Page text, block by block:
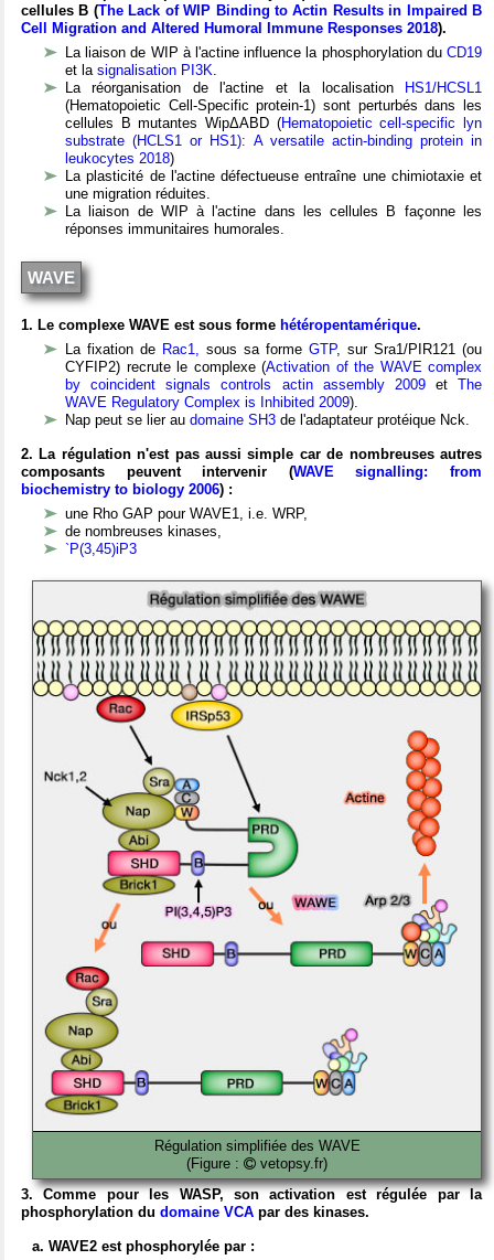
cellules B (The Lack of WIP Binding to Actin Results in Impaired B
Cell Migration and Altered Humoral Immune Responses 2018).
La liaison de WIP à l'actine influence la phosphorylation du CD19
et la signalisation PI3K
La réorganisation de l'actine et la localisation HS1/HCSL1
(Hematopoietic Cell-Specific protein-1) sont perturbés dans les
cellules B mutantes WipΔABD (Hematopoietic cell-specific lyn
substrate (HCLS1 or HS1): A versatile actin-binding protein in
leukocytes 2018)
La plasticité de l'actine défectueuse entraîne une chimiotaxie et
une migration réduites.
La liaison de WIP à l'actine dans les cellules B façonne les
réponses immunitaires humorales.
WAVE
1. Le complexe WAVE est sous forme hétéropentamérique.
La fixation de Rac1, sous sa forme GTP, sur Sra1/PIR121 (ou
CYFIP2) recrute le complexe (Activation of the WAVE complex
by coincident signals controls actin assembly 2009et The
WAVE Regulatory Complex is Inhibited 2009).
Nap peut se lier au domaine SH3 de l'adaptateur protéique Nck.
2. La régulation n'est pas aussi simple car de nombreuses autres
composants peuvent intervenir (WAVE signalling: from
biochemistry to biology 2006) :
une Rho GAP pour WAVE1, i.e. WRP,
de nombreuses kinases,
`P(3,45)iP3
Régulation simplifiée des WAVE
(Figure :
vetopsy.fr)
3. Comme pour les WASP, son activation est régulée par la
phosphorylation du domaine VCA par des kinases.
a. WAVE2 est phosphorylée par :